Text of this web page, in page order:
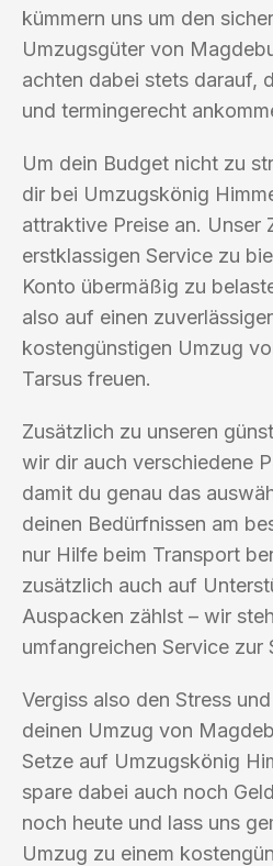
kümmern uns um den
Umzugsgüter von
achten dabei stets darauf,
und termingerecht
Um dein Budget nicht zu
dir bei Umzugskönig
attraktive Preise an. Unser
erstklassigen Service zu
Konto übermäßig zu
also auf einen
kostengünstigen Umzug
Tarsus freuen.
Zusätzlich zu unseren
wir dir auch verschiedene
damit du genau das
deinen Bedürfnissen am
nur Hilfe beim Transport
zusätzlich auch auf
Auspacken zählst – wir
umfangreichen Service zur
Vergiss also den Stress
deinen Umzug von
Setze auf Umzugskönig
spare dabei auch noch
noch heute und lass uns
Umzug zu einem